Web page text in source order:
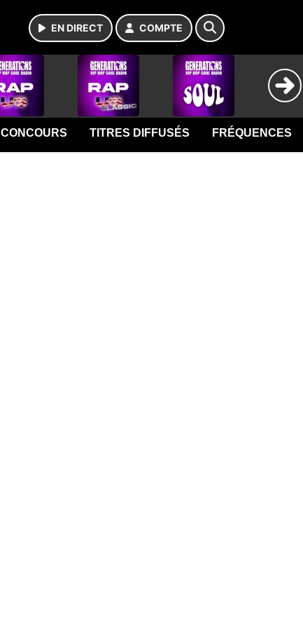
EN DIRECT COMPTE
CONCOURS TITRES DIFFUSÉS FRÉQUENCES